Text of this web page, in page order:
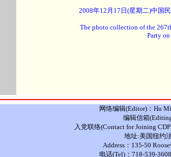
2008年12月17日(星期二)中国
The photo collection of the
Party
网络编辑(Editor)：Hu
编辑信箱
入党联络(Contact for Joining
地址:美国纽约
Address：135-50
电话(Tel)：718-539-